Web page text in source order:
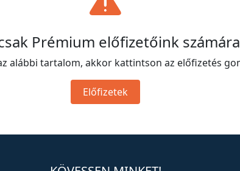
Prémium előfizetőink
alábbi tartalom, akkor kattintson az előfizetés
Előfizetek